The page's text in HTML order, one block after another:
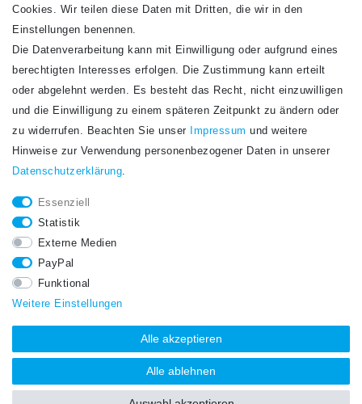
Newsletter
Honig
Hiermit bestätige ich, dass ich dieDaten­schutz­erklärunggelesen habe. Meine
STAY CONNECTED.
Cookies. Wir teilen diese Daten mit Dritten, die wir in den
Einstellungen benennen.
Die Datenverarbeitung kann mit Einwilligung oder aufgrund eines
berechtigten Interesses erfolgen. Die Zustimmung kann erteilt
oder abgelehnt werden. Es besteht das Recht, nicht einzuwilligen
und die Einwilligung zu einem späteren Zeitpunkt zu ändern oder
zu widerrufen. Beachten Sie unser
Impressum und weitere
Hinweise zur Verwendung personenbezogener Daten in unserer
Daten­schutz­erklärung.
Essenziell
Statistik
Externe Medien
PayPal
Funktional
Weitere Einstellungen
Alle akzeptieren
Alle ablehnen